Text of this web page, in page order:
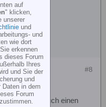
#8
das CFK auch einen
auf
" klicken,
unserer
und
und
wie dort
erkennen
dieses Forum
Ihres
und Sie der
und
Daten in dem
Forum